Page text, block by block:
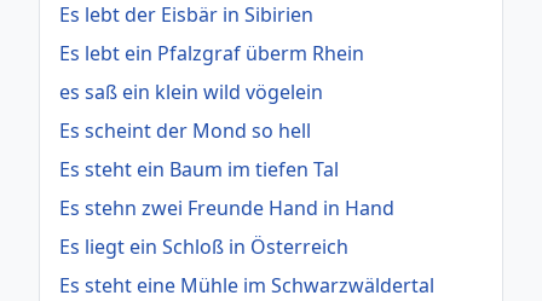
Es lebt der Eisbär in Sibirien
Es lebt ein Pfalzgraf überm Rhein
es saß ein klein wild vögelein
Es scheint der Mond so hell
Es steht ein Baum im tiefen Tal
Es stehn zwei Freunde Hand in Hand
Es liegt ein Schloß in Österreich
Es steht eine Mühle im Schwarzwäldertal